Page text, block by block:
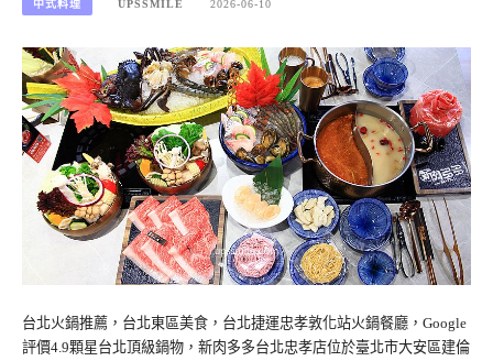
中式料理 UPSSMILE 2026-06-10
台北火鍋推薦，台北東區美食，台北捷運忠孝敦化站火鍋餐廳，Google
評價4.9顆星台北頂級鍋物，新肉多多台北忠孝店位於臺北市大安區建倫